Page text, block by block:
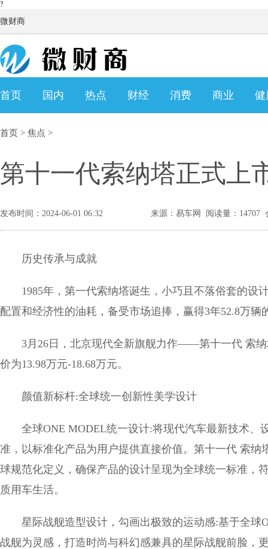
?
微财商
首页 国内 热点 财经 消费 商业 健
首页 > 焦点 >
第十一代索纳塔正式上
发布时间：2024-06-01 06:32 来源：易车网 阅读量：14707
历史传承与成就
1985年，第一代索纳塔诞生，小巧且不落俗套的设
配置和经济性的油耗，备受市场追捧，赢得3年52.8万辆
3月26日，北京现代全新旗舰力作——第十一代 索
价为13.98万元-18.68万元。
颜值新标杆:全球统一创新性美学设计
全球ONE MODEL统一设计:将现代汽车最新技术
准，以标准化产品为用户提供直接价值。第十一代 索
球规范化定义，确保产品的设计呈现为全球统一标准，
质用车生活。
星际战舰造型设计，勾画出极致的运动感:基于全
战舰为灵感，打造时尚与科幻感兼具的星际战舰前脸，